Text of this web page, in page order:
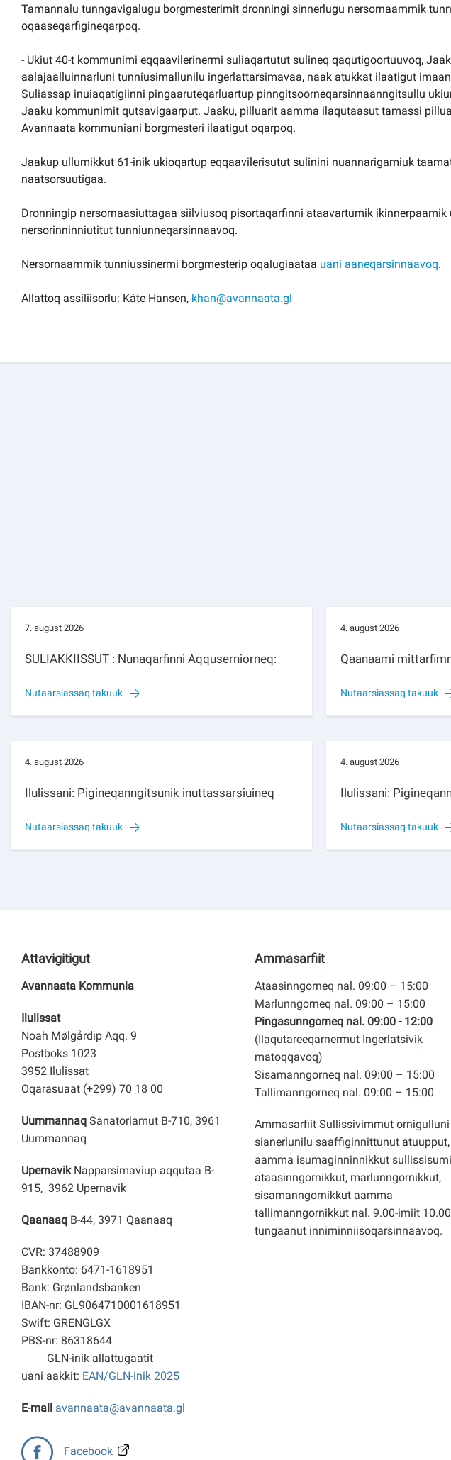
Tamannalu tunngavigalugu borgmesterimit dronningi sinnerlugu nersornaammik
oqaaseqarfigineqarpoq.
- Ukiut 40-t kommunimi eqqaavilerinermi suliaqartutut sulineq qaqutigoortuuvoq,
aalajaalluinnarluni tunniusimallunilu ingerlattarsimavaa, naak atukkat ilaatigut
Suliassap inuiaqatigiinni pingaaruteqarluartup pinngitsoorneqarsinnaanngitsullu
Jaaku kommunimit qutsavigaarput. Jaaku, pilluarit aamma ilaqutaasut tamassi
Avannaata kommuniani borgmesteri ilaatigut oqarpoq.
Jaakup ullumikkut 61-inik ukioqartup eqqaavilerisutut sulinini nuannarigamiuk
naatsorsuutigaa.
Dronningip nersornaasiuttagaa siilviusoq pisortaqarfinni ataavartumik
nersorinninniutitut tunniunneqarsinnaavoq.
Nersornaammik tunniussinermi borgmesterip oqalugiaataa uani aaneqarsinnaavoq.
Allattoq assiliisorlu: Káte Hansen, khan@avannaata.gl
7. august 2026
SULIAKKIISSUT : Nunaqarfinni Aqquserniorneq:
Nutaarsiassaq takuuk
4. august 2026
Qaanaami
Nutaarsiassaq takuuk
4. august 2026
Ilulissani: Pigineqanngitsunik inuttassarsiuineq
Nutaarsiassaq takuuk
4. august 2026
Ilulissani:
Nutaarsiassaq takuuk
Attavigitigut
Avannaata Kommunia
Ilulissat
Noah Mølgårdip Aqq. 9
Postboks 1023
3952 Ilulissat
Oqarasuaat (+299) 70 18 00
Uummannaq Sanatoriamut B-710, 3961
Uummannaq
Upernavik Napparsimaviup aqqutaa B-
915, 3962 Upernavik
Qaanaaq B-44, 3971 Qaanaaq
CVR: 37488909
Bankkonto: 6471-1618951
Bank: Grønlandsbanken
IBAN-nr: GL9064710001618951
Swift: GRENGLGX
PBS-nr: 86318644
GLN-inik allattugaatit
uani aakkit: EAN/GLN-inik 2025
E-mail avannaata@avannaata.gl
Facebook
Ammasarfiit
Ataasinngorneq nal. 09:00 – 15:00
Marlunngorneq nal. 09:00 – 15:00
Pingasunngorneq nal. 09:00 - 12:00
(Ilaqutareeqarnermut Ingerlatsivik
matoqqavoq)
Sisamanngorneq nal. 09:00 – 15:00
Tallimanngorneq nal. 09:00 – 15:00
Ammasarfiit Sullissivimmut ornigulluni
sianerlunilu saaffiginnittunut atuupput,
aamma isumaginninnikkut
ataasinngornikkut, marlunngornikkut,
sisamanngornikkut aamma
tallimanngornikkut nal. 9.00-imiit
tungaanut inniminniisoqarsinnaavoq.